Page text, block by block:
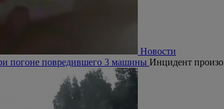
Новости
погоне повредившего 3 машины Инцидент